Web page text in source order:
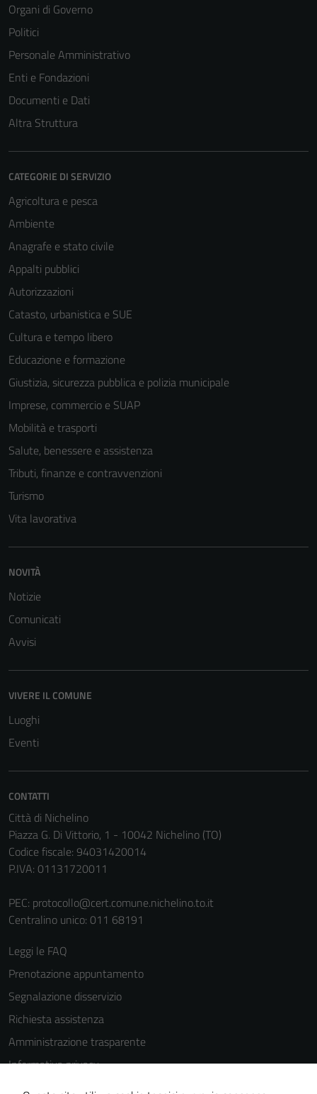
Organi di Governo
Politici
Personale Amministrativo
Enti e Fondazioni
Documenti e Dati
Altra Struttura
CATEGORIE DI SERVIZIO
Agricoltura e pesca
Ambiente
Anagrafe e stato civile
Appalti pubblici
Autorizzazioni
Catasto, urbanistica e SUE
Cultura e tempo libero
Educazione e formazione
Giustizia, sicurezza pubblica e polizia municipale
Imprese, commercio e SUAP
Mobilità e trasporti
Salute, benessere e assistenza
Tributi, finanze e contravvenzioni
Turismo
Vita lavorativa
NOVITÀ
Notizie
Comunicati
Avvisi
VIVERE IL COMUNE
Luoghi
Eventi
CONTATTI
Città di Nichelino
Piazza G. Di Vittorio, 1 - 10042 Nichelino (TO)
Codice fiscale: 94031420014
P.IVA: 01131720011
PEC: protocollo@cert.comune.nichelino.to.it
Centralino unico: 011 68191
Leggi le FAQ
Prenotazione appuntamento
Segnalazione disservizio
Richiesta assistenza
Amministrazione trasparente
Informativa privacy
Cookie Policy
essere